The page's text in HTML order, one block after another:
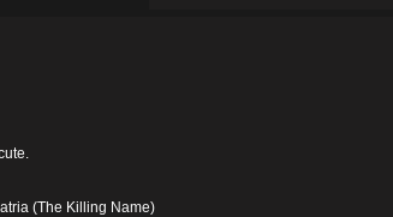
(The Killing Name)